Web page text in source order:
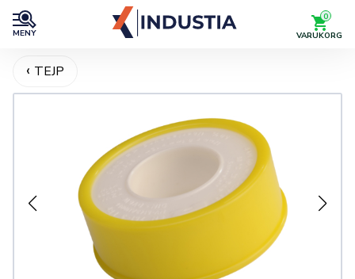
MENY
0
VARUKORG
TEJP